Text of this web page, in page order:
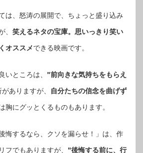
は、怒涛の展開で、ちょっと盛り込み
、 笑えるネタの宝庫。思いっきり笑い
オススメできる映画です。
いところは、 "前向きな気持ちをもらえ
ありますが、 自分たちの信念を曲げず
胸にグッとくるものもあります。
悔するなら、クソを漏らせ！」は、作
フでもありますが、 "後悔する前に、行